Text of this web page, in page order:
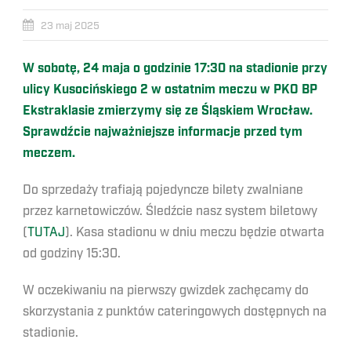
23 maj 2025
W sobotę, 24 maja o godzinie 17:30 na stadionie przy
ulicy Kusocińskiego 2 w ostatnim meczu w PKO BP
Ekstraklasie zmierzymy się ze Śląskiem Wrocław.
Sprawdźcie najważniejsze informacje przed tym
meczem.
Do sprzedaży trafiają pojedyncze bilety zwalniane
przez karnetowiczów. Śledźcie nasz system biletowy
(TUTAJ). Kasa stadionu w dniu meczu będzie otwarta
od godziny 15:30.
W oczekiwaniu na pierwszy gwizdek zachęcamy do
skorzystania z punktów cateringowych dostępnych na
stadionie.